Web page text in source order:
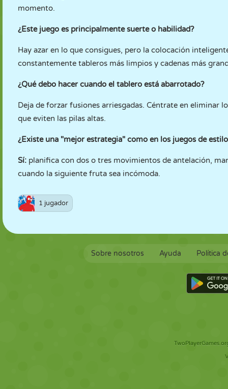
momento.
¿Este juego es principalmente suerte o habilidad?
Hay azar en lo que consigues, pero la colocación
constantemente tableros más limpios y cadenas más
¿Qué debo hacer cuando el tablero está abarrotado?
Deja de forzar fusiones arriesgadas. Céntrate en eliminar
que eviten las pilas altas.
¿Existe una "mejor estrategia" como en los juegos de
Sí: planifica con dos o tres movimientos de antelación,
cuando la siguiente fruta sea incómoda.
1 jugador
Sobre nosotros Ayuda Política